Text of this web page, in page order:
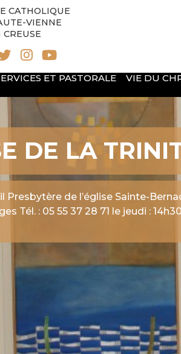
CATHOLIQUE
VIENNE
CREUSE
ET PASTORALE VIE DU
SAINT-
– Église du Sacré-Cœur 30, rue
Jeanne-d’Arc 50, rue d’Isle à